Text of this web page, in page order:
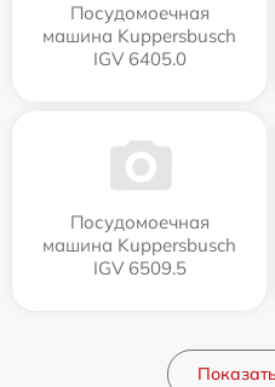
Посудомоечная
машина Kuppersbusch
IGV 6405.0
Посудомоечная
машина Kuppersbusch
IGV 6509.5